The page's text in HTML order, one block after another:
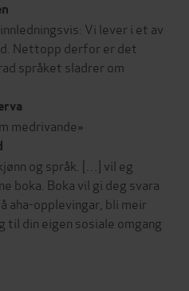
Vi lever i et av
Nettopp derfor er det
språket sladrer om
medrivande»
og språk. […] vil eg
boka. Boka vil gi deg svara
aha-opplevingar, bli meir
din eigen sosiale omgang